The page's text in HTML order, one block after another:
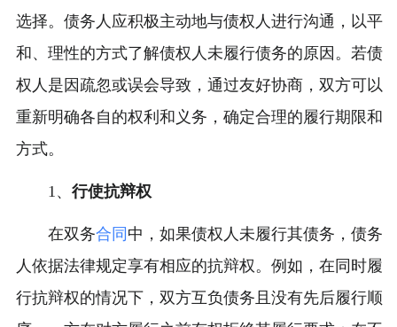
选择。债务人应积极主动地与债权人进行沟通，以平
和、理性的方式了解债权人未履行债务的原因。若债
权人是因疏忽或误会导致，通过友好协商，双方可以
重新明确各自的权利和义务，确定合理的履行期限和
方式。
1、 行使抗辩权
在双务合同 中，如果债权人未履行其债务，债务
人依据法律规定享有相应的抗辩权。例如，在同时履
行抗辩权的情况下，双方互负债务且没有先后履行顺